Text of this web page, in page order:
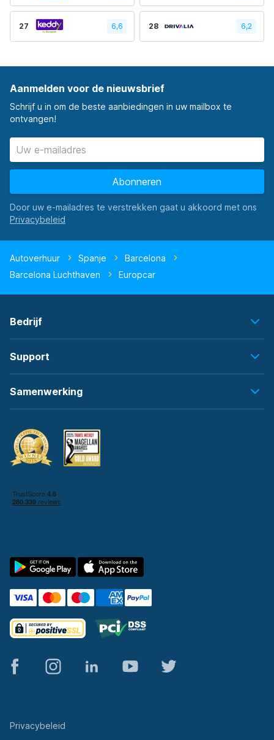
27 6,6 28 6,2
Aanmelden voor de nieuwsbrief
Schrijf u in om de beste aanbiedingen in uw mailbox te
ontvangen!
Abonneren
Door uw e-mailadres te verstrekken gaat u akkoord met ons
Autoverhuur Spanje
Barcelona
Barcelona Luchthaven
Europcar
Bedrijf
Support
Samenwerking